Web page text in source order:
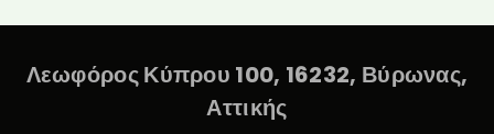
Λεωφόρος Κύπρου 100, 16232, Βύρωνας,
Αττικής